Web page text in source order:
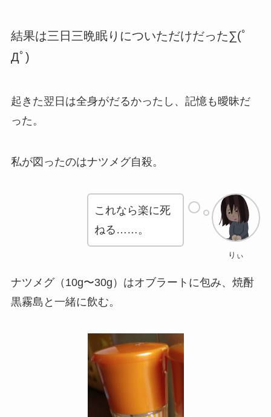
結果は三日三晩眠りについただけだった∑(ﾟ
Дﾟ)
起きた翌日は全身がだるかったし、記憶も曖昧だ
った。
私が図ったのはナツメグ自殺。
りぃ
これなら楽に死
ねる……。
ナツメグ（10g〜30g）はオブラートに包み、焼酎
黒霧島と一緒に飲む。